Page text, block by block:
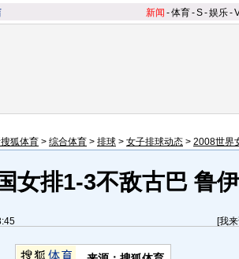
新闻 -体育-S-娱乐-
狐体育 > 综合体育 > 排球 > 女子排球动态 > 2008世界
女排1-3不敌古巴 鲁
[我